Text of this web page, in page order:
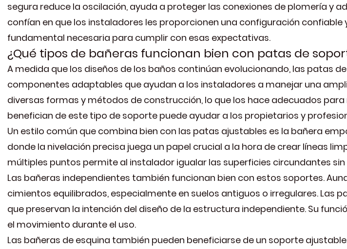
segura reduce la oscilación, ayuda a proteger las conexiones de plomería y
confían en que los instaladores les proporcionen una configuración
fundamental necesaria para cumplir con esas expectativas.
¿Qué tipos de bañeras funcionan bien con patas de
A medida que los diseños de los baños continúan evolucionando, las patas
componentes adaptables que ayudan a los instaladores a manejar una
diversas formas y métodos de construcción, lo que los hace adecuados
benefician de este tipo de soporte puede ayudar a los propietarios y
Un estilo común que combina bien con las patas ajustables es la bañera
donde la nivelación precisa juega un papel crucial a la hora de crear líneas
múltiples puntos permite al instalador igualar las superficies circundantes
Las bañeras independientes también funcionan bien con estos soportes.
cimientos equilibrados, especialmente en suelos antiguos o irregulares.
que preservan la intención del diseño de la estructura independiente. Su
el movimiento durante el uso.
Las bañeras de esquina también pueden beneficiarse de un soporte